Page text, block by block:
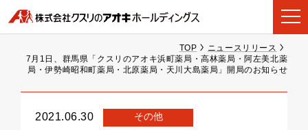
TOP
ニュースリリース
7月1日、群馬県「クスリのアオキ浜町薬局・高林薬局・阿左美北薬
局・伊勢崎昭和町薬局・北原薬局・天川大島薬局」開局のお知らせ
2021.06.30 その他